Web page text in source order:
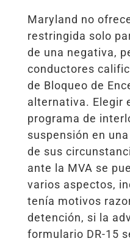
Maryland no
restringida solo
de una negativa,
conductores
de Bloqueo de
alternativa. Elegir
programa de
suspensión en
de sus
ante la MVA se
varios aspectos,
tenía motivos
detención, si la
formulario DR-15